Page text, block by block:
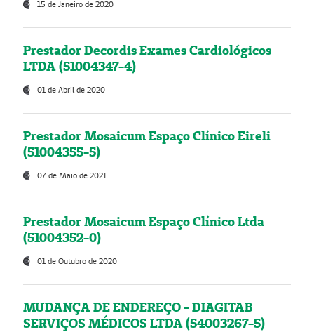
15 de Janeiro de 2020
Prestador Decordis Exames Cardiológicos
LTDA (51004347-4)
01 de Abril de 2020
Prestador Mosaicum Espaço Clínico Eireli
(51004355-5)
07 de Maio de 2021
Prestador Mosaicum Espaço Clínico Ltda
(51004352-0)
01 de Outubro de 2020
MUDANÇA DE ENDEREÇO - DIAGITAB
SERVIÇOS MÉDICOS LTDA (54003267-5)